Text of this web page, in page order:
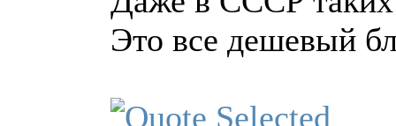
Это все дешевый